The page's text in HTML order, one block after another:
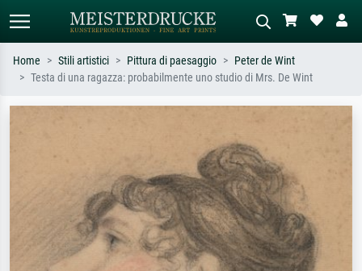
Cerca per artista, titolo o stile – es.
olio scuro, nudo in piedi vicino a un
albero.
Home Stili artistici Pittura di paesaggio
Peter de Wint
Testa di una ragazza: probabilmente uno studio di Mrs. De Wint